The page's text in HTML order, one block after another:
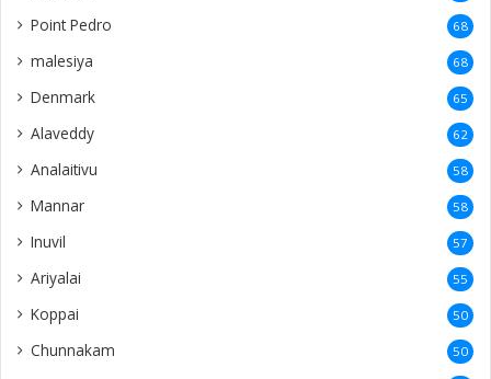
Point Pedro 68
malesiya 68
Denmark 65
Alaveddy 62
Analaitivu 58
Mannar 58
Inuvil 57
Ariyalai 55
Koppai 50
Chunnakam 50